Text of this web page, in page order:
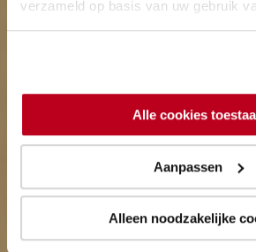
verzameld op basis van uw gebruik
Alle cookies
Aanpassen
Alleen noodzakelijke